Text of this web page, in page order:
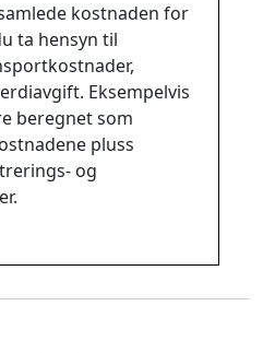
kostnaden for
ta hensyn til
Eksempelvis
beregnet som
pluss
og